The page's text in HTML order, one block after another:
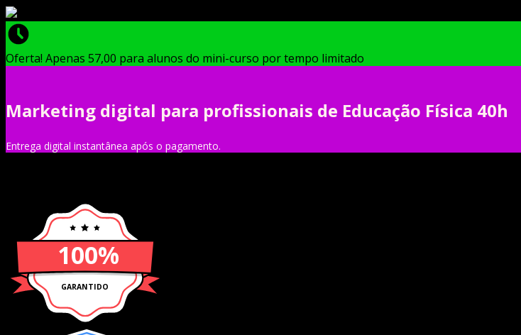
Oferta! Apenas 57,00 para alunos do mini-curso por tempo limitado
Marketing digital para profissionais de Educação Física 40h
Entrega digital instantânea após o pagamento.
100%
GARANTIDO